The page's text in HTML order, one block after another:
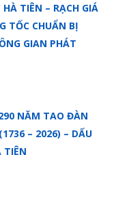
TIÊN – RẠCH GIÁ
TỐC CHUẨN BỊ
GIAN PHÁT
NĂM TAO ĐÀN
– 2026) – DẤU
TIÊN